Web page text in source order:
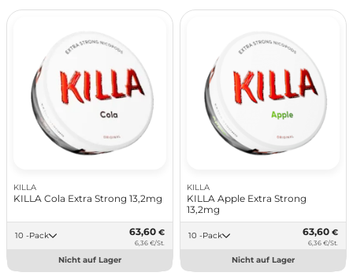
KILLA
KILLA Cola Extra Strong 13,2mg
10 -Pack 63,60 €
6,36 €/St.
Nicht auf Lager
KILLA
KILLA Apple Extra Strong
13,2mg
10 -Pack 63,60 €
6,36 €/St.
Nicht auf Lager